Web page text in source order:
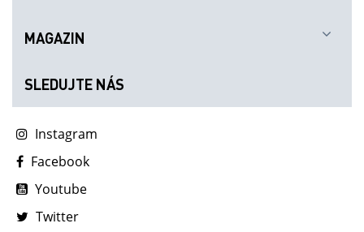
MAGAZIN
SLEDUJTE NÁS
Instagram
Facebook
Youtube
Twitter